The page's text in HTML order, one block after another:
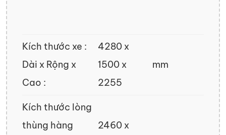
Kích thước xe :
Dài x Rộng x
Cao :
4280 x
1500 x
2255
mm
Kích thước lòng
thùng hàng
2460 x